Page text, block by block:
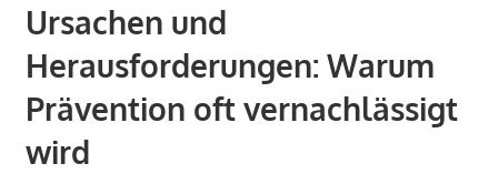
Ursachen und
Herausforderungen: Warum
Prävention oft vernachlässigt
wird